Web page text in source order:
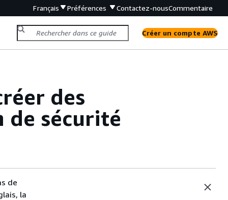
Français Préférences Contactez-nousCommentaire
Créer un compte AWS
des
sécurité
de
la